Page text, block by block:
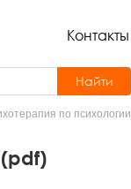
Контакты
Найти
по психологии